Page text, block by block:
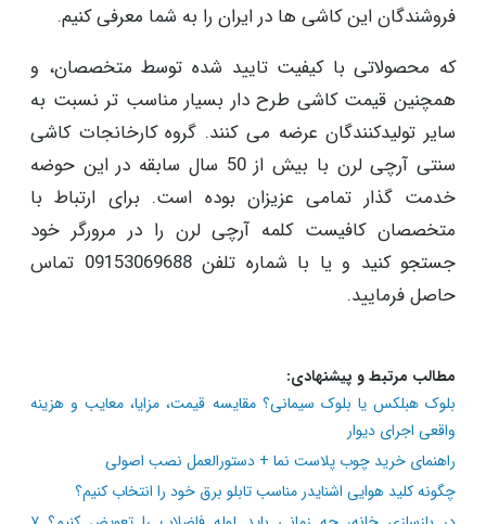
فروشندگان این کاشی ها در ایران را به شما معرفی کنیم.
که محصولاتی با کیفیت تایید شده توسط متخصصان، و
همچنین قیمت کاشی طرح دار بسیار مناسب تر نسبت به
سایر تولیدکنندگان عرضه می کنند. گروه کارخانجات کاشی
سنتی آرچی لرن با بیش از 50 سال سابقه در این حوضه
خدمت گذار تمامی عزیزان بوده است. برای ارتباط با
متخصصان کافیست کلمه آرچی لرن را در مرورگر خود
جستجو کنید و یا با شماره تلفن 09153069688 تماس
حاصل فرمایید.
مطالب مرتبط و پیشنهادی:
بلوک هبلکس یا بلوک سیمانی؟ مقایسه قیمت، مزایا، معایب و هزینه
واقعی اجرای دیوار
راهنمای خرید چوب پلاست نما + دستورالعمل نصب اصولی
چگونه کلید هوایی اشنایدر مناسب تابلو برق خود را انتخاب کنیم؟